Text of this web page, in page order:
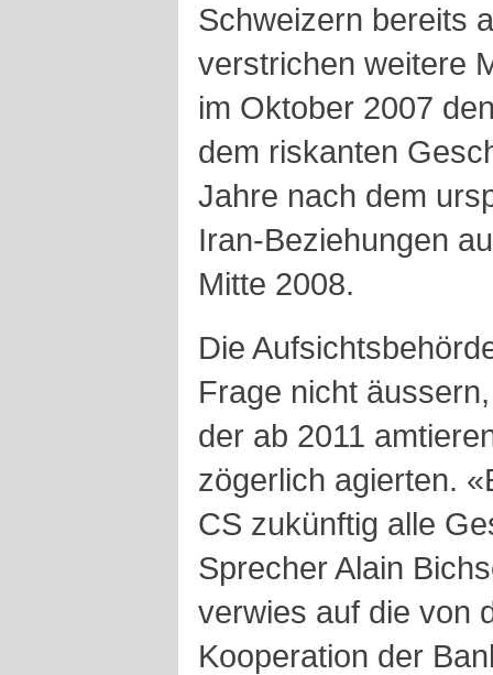
Schweizern bereits
verstrichen weitere
im Oktober 2007
dem riskanten
Jahre nach dem
Iran-Beziehungen
Mitte 2008.
Die
Frage nicht
der ab 2011
zögerlich agierten.
CS zukünftig alle
Sprecher Alain
verwies auf die von
Kooperation der